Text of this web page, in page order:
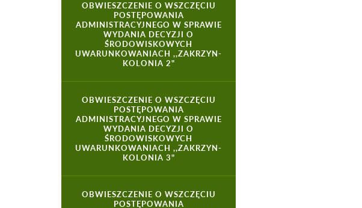
OBWIESZCZENIE O WSZCZĘCIU
POSTĘPOWANIA
ADMINISTRACYJNEGO W SPRAWIE
WYDANIA DECYZJI O
ŚRODOWISKOWYCH
UWARUNKOWANIACH ,,ZAKRZYN-
KOLONIA 2"
OBWIESZCZENIE O WSZCZĘCIU
POSTĘPOWANIA
ADMINISTRACYJNEGO W SPRAWIE
WYDANIA DECYZJI O
ŚRODOWISKOWYCH
UWARUNKOWANIACH ,,ZAKRZYN-
KOLONIA 3"
OBWIESZCZENIE O WSZCZĘCIU
POSTĘPOWANIA